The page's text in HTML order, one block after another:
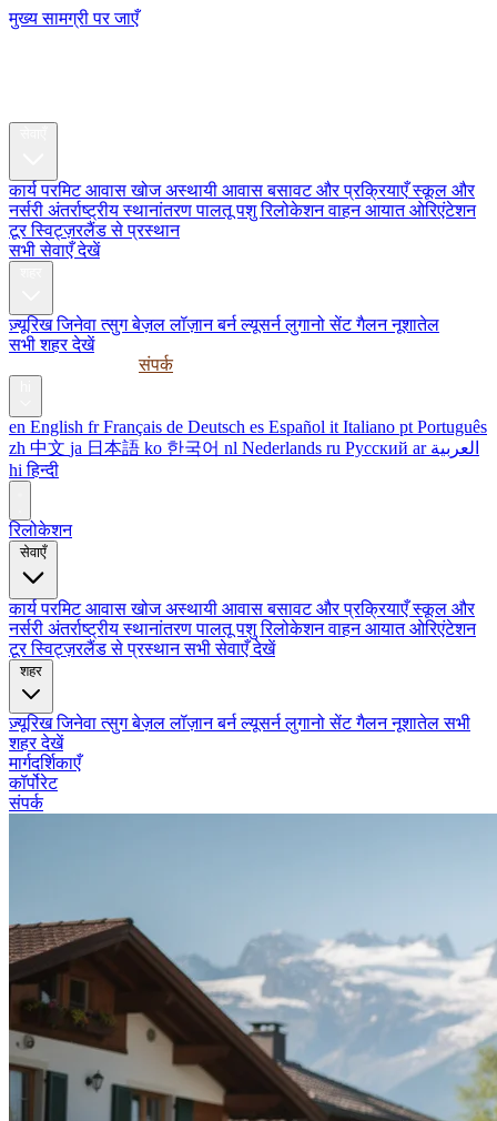
मुख्य सामग्री पर जाएँ
कार्य परमिट आवास खोज अस्थायी आवास बसावट और प्रक्रियाएँ स्कूल और
नर्सरी अंतर्राष्ट्रीय स्थानांतरण पालतू पशु रिलोकेशन वाहन आयात ओरिएंटेशन
टूर स्विट्ज़रलैंड से प्रस्थान
सभी सेवाएँ देखें
ज़्यूरिखजिनेवात्सुगबेज़ललॉज़ानबर्नल्यूसर्नलुगानोसेंट गैलननूशातेल
सभी शहर देखें
कॉर्पोरेटसंपर्क
en English fr Français de Deutsch es Español it Italiano pt Português
zh 中文 ja 日本語 ko 한국어 nl Nederlands ru Русский ar العربية
hi हिन्दी
रिलोकेशन
सेवाएँ
कार्य परमिटआवास खोजअस्थायी आवासबसावट और प्रक्रियाएँस्कूल और
नर्सरी अंतर्राष्ट्रीय स्थानांतरणपालतू पशु रिलोकेशनवाहन आयातओरिएंटेशन
टूरस्विट्ज़रलैंड से प्रस्थानसभी सेवाएँ देखें
शहर
ज़्यूरिखजिनेवात्सुगबेज़ललॉज़ानबर्नल्यूसर्नलुगानोसेंट गैलननूशातेलसभी
शहर देखें
मार्गदर्शिकाएँ
कॉर्पोरेट
संपर्क